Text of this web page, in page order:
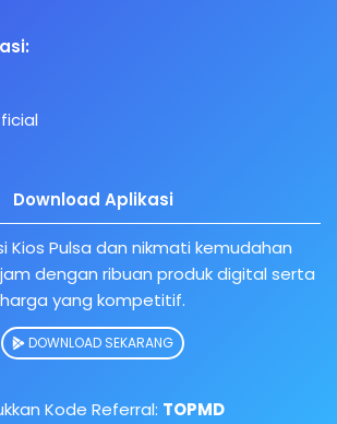
Download Aplikasi
Kios Pulsa dan nikmati kemudahan
dengan ribuan produk digital serta
harga yang kompetitif.
DOWNLOAD SEKARANG
Kode Referral: TOPMD